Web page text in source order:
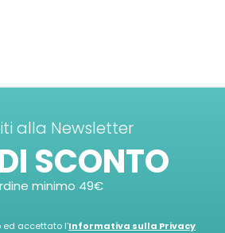
alla Newsletter
SCONTO
minimo 49€
ed accettato l'Informativa sulla Privacy